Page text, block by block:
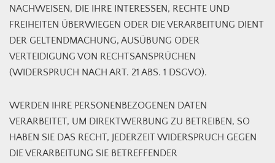
NACHWEISEN, DIE IHRE INTERESSEN, RECHTE UND
FREIHEITEN ÜBERWIEGEN ODER DIE VERARBEITUNG DIENT
DER GELTENDMACHUNG, AUSÜBUNG ODER
VERTEIDIGUNG VON RECHTSANSPRÜCHEN
(WIDERSPRUCH NACH ART. 21 ABS. 1 DSGVO).
WERDEN IHRE PERSONENBEZOGENEN DATEN
VERARBEITET, UM DIREKTWERBUNG ZU BETREIBEN, SO
HABEN SIE DAS RECHT, JEDERZEIT WIDERSPRUCH GEGEN
DIE VERARBEITUNG SIE BETREFFENDER